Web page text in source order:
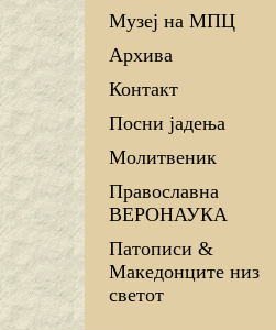
Музеј на МПЦ
Архива
Контакт
Посни јадења
Молитвеник
Православна
ВЕРОНАУКА
Патописи &
Македонците низ
светот